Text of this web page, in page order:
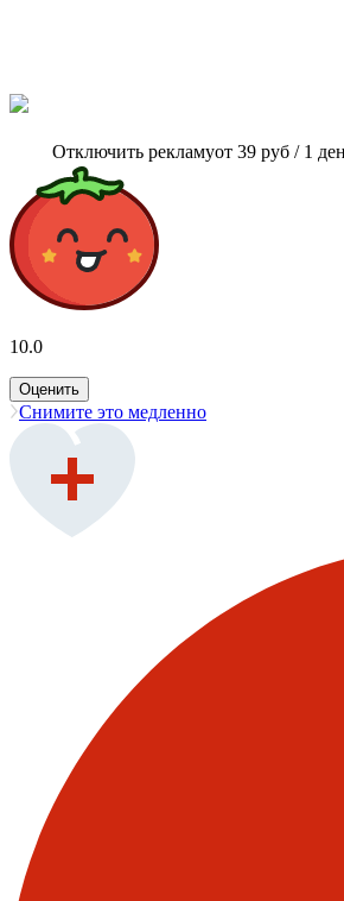
Отключить рекламуот 39 руб / 1
10.0
Оценить
Снимите это медленно